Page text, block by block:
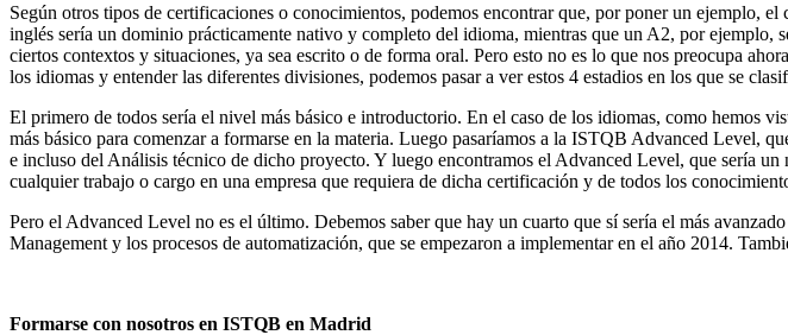
Según otros tipos de certificaciones o conocimientos, podemos encontrar que, por poner un ejemplo,
inglés sería un dominio prácticamente nativo y completo del idioma, mientras que un A2, por ejemplo,
ciertos contextos y situaciones, ya sea escrito o de forma oral. Pero esto no es lo que nos preocupa
los idiomas y entender las diferentes divisiones, podemos pasar a ver estos 4 estadios en los que se
El primero de todos sería el nivel más básico e introductorio. En el caso de los idiomas, como
más básico para comenzar a formarse en la materia. Luego pasaríamos a la ISTQB Advanced Level,
e incluso del Análisis técnico de dicho proyecto. Y luego encontramos el Advanced Level, que sería
cualquier trabajo o cargo en una empresa que requiera de dicha certificación y de todos los
Pero el Advanced Level no es el último. Debemos saber que hay un cuarto que sí sería el más
Management y los procesos de automatización, que se empezaron a implementar en el año 2014.
Formarse con nosotros en ISTQB en Madrid